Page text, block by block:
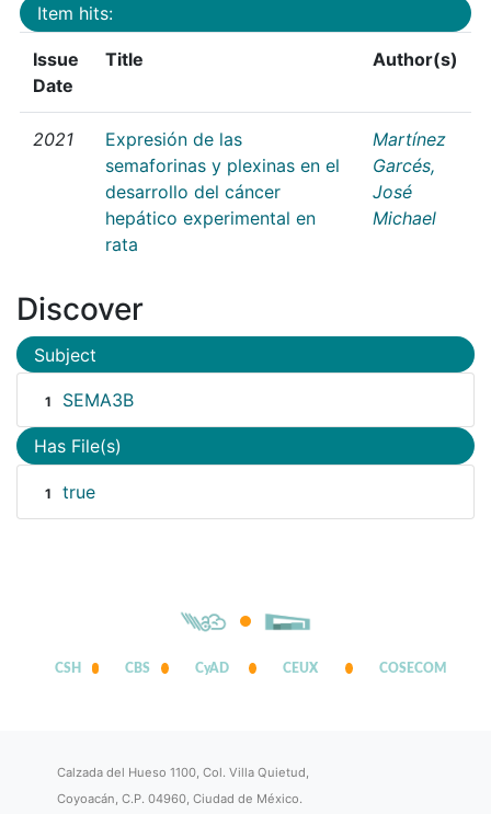
Item hits:
Issue
Date
Title Author(s)
2021
Expresión de las
semaforinas y plexinas en el
desarrollo del cáncer
hepático experimental en
rata
Martínez
Garcés,
José
Michael
Discover
Subject
1 SEMA3B
Has File(s)
1 true
CSH CBS CyAD CEUX COSECOM
Calzada del Hueso 1100, Col. Villa Quietud,
Coyoacán, C.P. 04960, Ciudad de México.